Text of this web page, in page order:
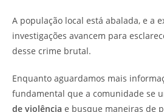
A população local está abalada, e a
investigações avancem para
desse crime brutal.
Enquanto aguardamos mais
fundamental que a comunidade se
de violência e busque maneiras de